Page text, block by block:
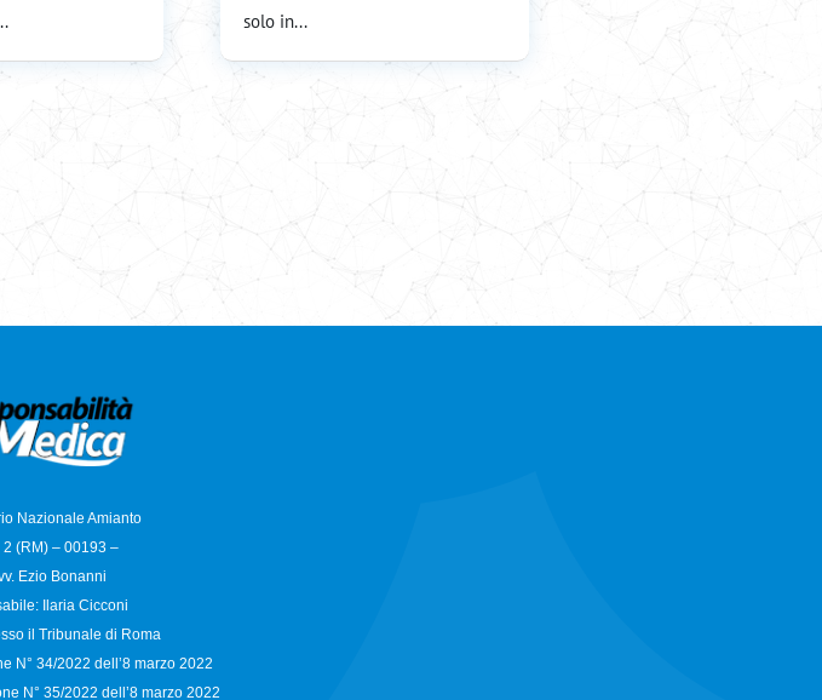
solo in...
Nazionale Amianto
(RM) – 00193 –
Ezio Bonanni
Ilaria Cicconi
il Tribunale di Roma
N° 34/2022 dell’8 marzo 2022
N° 35/2022 dell’8 marzo 2022